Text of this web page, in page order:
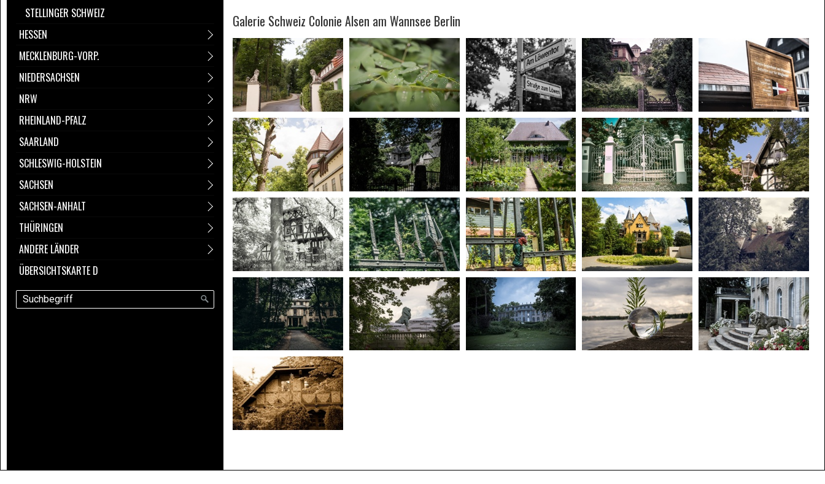
STELLINGER SCHWEIZ
HESSEN
MECKLENBURG-VORP.
NIEDERSACHSEN
NRW
RHEINLAND-PFALZ
SAARLAND
SCHLESWIG-HOLSTEIN
SACHSEN
SACHSEN-ANHALT
THÜRINGEN
ANDERE LÄNDER
ÜBERSICHTSKARTE D
Galerie Schweiz Colonie Alsen am Wannsee Berlin